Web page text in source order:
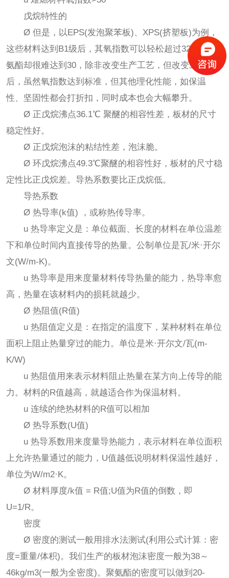
戊烷特性的
Ø 但是，以EPS(发泡聚苯板)、XPS(挤塑板)为例，
这些材料达到B1级后，其氧指数可以轻松超过32，但聚
氨酯却很难达到30，除非改变生产工艺，但改变工艺之
后，虽然氧指数达到标准，但其他理化性能，如保温
性、坚固性都会打折扣，同时成本也会大幅攀升。
Ø 正戊烷沸点36.1℃ 聚醚的相容性差，板材的尺寸
稳定性好。
Ø 正戊烷泡沫的粘结性差，泡沫脆。
Ø 环戊烷沸点49.3℃聚醚的相容性好，板材的尺寸稳
定性比正戊烷差。导热系数要比正戊烷低。
导热系数
Ø 热导率(k值) ，或称热传导率。
u 热导率定义是：单位截面、长度的材料在单位温差
下和单位时间内直接传导的热量。公制单位是瓦/米·开尔
文(W/m-K)。
u 热导率是用来度量材料传导热量的能力，热导率愈
高，热量在该材料内的损耗就越少。
Ø 热阻值(R值)
u 热阻值定义是：在指定的温度下，某种材料在单位
面积上阻止热量穿过的能力。单位是米·开尔文/瓦(m-
K/W)
u 热阻值用来表示材料阻止热量在某方向上传导的能
力。材料的R值越高，就越适合作为保温材料。
u 连续的绝热材料的R值可以相加
Ø 热导系数(U值)
u 热导系数用来度量导热能力，表示材料在单位面积
上允许热量通过的能力，U值越低说明材料保温性越好，
单位为W/m2·K。
Ø 材料厚度/k值 = R值;U值为R值的倒数，即
U=1/R。
密度
Ø 密度的测试一般用排水法测试(利用公式计算：密
度=重量/体积)。我们生产的板材泡沫密度一般为38～
46kg/m3(一般为全密度)。聚氨酯的密度可以做到20-